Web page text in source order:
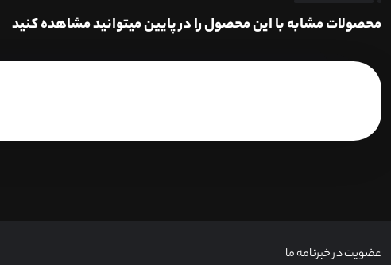
محصولات مشابه با این محصول را در پایین میتوانید مشاهده کنید
عضویت در خبرنامه ما